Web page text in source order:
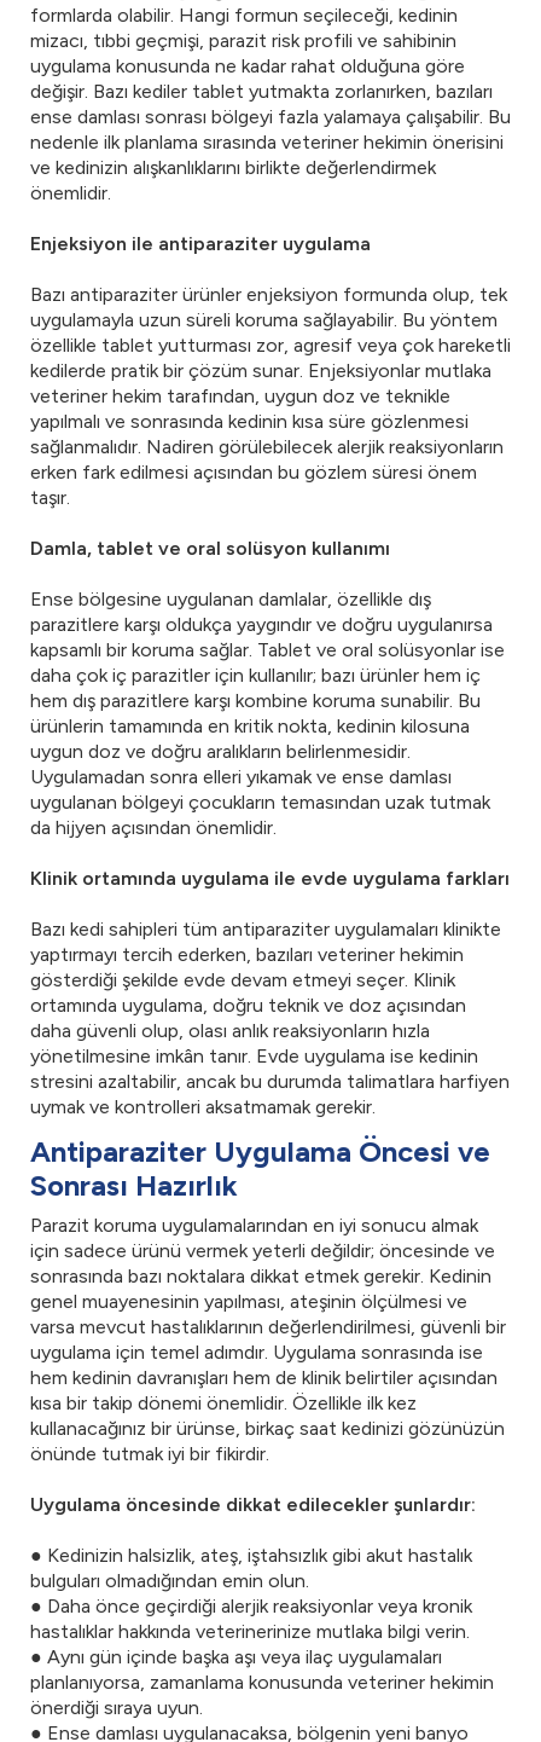
formlarda olabilir. Hangi formun seçileceği, kedinin
mizacı, tıbbi geçmişi, parazit risk profili ve sahibinin
uygulama konusunda ne kadar rahat olduğuna göre
değişir. Bazı kediler tablet yutmakta zorlanırken, bazıları
ense damlası sonrası bölgeyi fazla yalamaya çalışabilir. Bu
nedenle ilk planlama sırasında veteriner hekimin önerisini
ve kedinizin alışkanlıklarını birlikte değerlendirmek
önemlidir.
Enjeksiyon ile antiparaziter uygulama
Bazı antiparaziter ürünler enjeksiyon formunda olup, tek
uygulamayla uzun süreli koruma sağlayabilir. Bu yöntem
özellikle tablet yutturması zor, agresif veya çok hareketli
kedilerde pratik bir çözüm sunar. Enjeksiyonlar mutlaka
veteriner hekim tarafından, uygun doz ve teknikle
yapılmalı ve sonrasında kedinin kısa süre gözlenmesi
sağlanmalıdır. Nadiren görülebilecek alerjik reaksiyonların
erken fark edilmesi açısından bu gözlem süresi önem
taşır.
Damla, tablet ve oral solüsyon kullanımı
Ense bölgesine uygulanan damlalar, özellikle dış
parazitlere karşı oldukça yaygındır ve doğru uygulanırsa
kapsamlı bir koruma sağlar. Tablet ve oral solüsyonlar ise
daha çok iç parazitler için kullanılır; bazı ürünler hem iç
hem dış parazitlere karşı kombine koruma sunabilir. Bu
ürünlerin tamamında en kritik nokta, kedinin kilosuna
uygun doz ve doğru aralıkların belirlenmesidir.
Uygulamadan sonra elleri yıkamak ve ense damlası
uygulanan bölgeyi çocukların temasından uzak tutmak
da hijyen açısından önemlidir.
Klinik ortamında uygulama ile evde uygulama farkları
Bazı kedi sahipleri tüm antiparaziter uygulamaları klinikte
yaptırmayı tercih ederken, bazıları veteriner hekimin
gösterdiği şekilde evde devam etmeyi seçer. Klinik
ortamında uygulama, doğru teknik ve doz açısından
daha güvenli olup, olası anlık reaksiyonların hızla
yönetilmesine imkân tanır. Evde uygulama ise kedinin
stresini azaltabilir, ancak bu durumda talimatlara harfiyen
uymak ve kontrolleri aksatmamak gerekir.
Antiparaziter Uygulama Öncesi ve
Sonrası Hazırlık
Parazit koruma uygulamalarından en iyi sonucu almak
için sadece ürünü vermek yeterli değildir; öncesinde ve
sonrasında bazı noktalara dikkat etmek gerekir. Kedinin
genel muayenesinin yapılması, ateşinin ölçülmesi ve
varsa mevcut hastalıklarının değerlendirilmesi, güvenli bir
uygulama için temel adımdır. Uygulama sonrasında ise
hem kedinin davranışları hem de klinik belirtiler açısından
kısa bir takip dönemi önemlidir. Özellikle ilk kez
kullanacağınız bir ürünse, birkaç saat kedinizi gözünüzün
önünde tutmak iyi bir fikirdir.
Uygulama öncesinde dikkat edilecekler şunlardır:
● Kedinizin halsizlik, ateş, iştahsızlık gibi akut hastalık
bulguları olmadığından emin olun.
● Daha önce geçirdiği alerjik reaksiyonlar veya kronik
hastalıklar hakkında veterinerinize mutlaka bilgi verin.
● Aynı gün içinde başka aşı veya ilaç uygulamaları
planlanıyorsa, zamanlama konusunda veteriner hekimin
önerdiği sıraya uyun.
● Ense damlası uygulanacaksa, bölgenin yeni banyo